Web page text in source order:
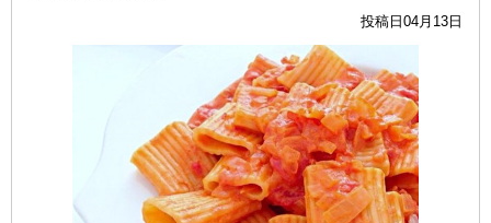
投稿日04月13日